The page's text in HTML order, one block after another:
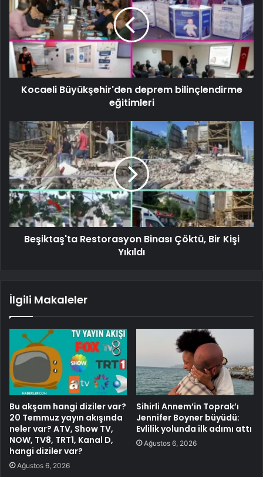
Kocaeli Büyükşehir'den deprem bilinçlendirme
eğitimleri
Beşiktaş'ta Restorasyon Binası Çöktü, Bir Kişi
Yıkıldı
İlgili Makaleler
Bu akşam hangi diziler var?
20 Temmuz yayın akışında
neler var? ATV, Show TV,
NOW, TV8, TRT1, Kanal D,
hangi diziler var?
Ağustos 6, 2026
Sihirli Annem’in Toprak’ı
Jennifer Boyner büyüdü:
Evlilik yolunda ilk adımı attı
Ağustos 6, 2026